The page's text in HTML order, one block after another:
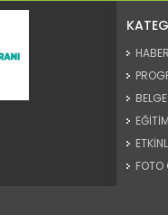
HABER
FOTO